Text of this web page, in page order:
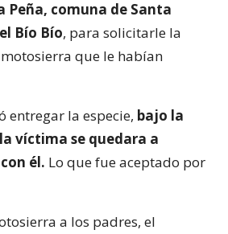
Peña, comuna de Santa
Bío Bío, para solicitarle la
que le habían
entregar la especie, bajo la
víctima se quedara a
él. Lo que fue aceptado por
a los padres, el